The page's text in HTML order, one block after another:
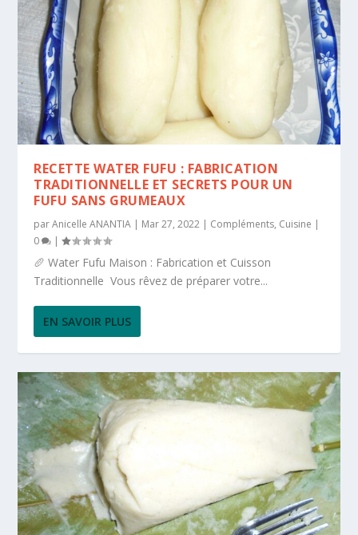
RECETTE WATER FUFU : FABRICATION
TRADITIONNELLE ET SECRETS POUR UN
FUFU SANS GRUMEAUX
parAnicelle ANANTIA | Mar 27, 2022 | Compléments, Cuisine |
0
|
🥖 Water Fufu Maison : Fabrication et Cuisson
Traditionnelle Vous rêvez de préparer votre...
EN SAVOIR PLUS